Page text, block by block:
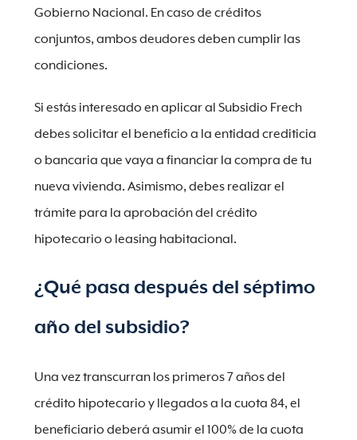
Gobierno Nacional. En caso de créditos
conjuntos, ambos deudores deben cumplir las
condiciones.
Si estás interesado en aplicar al Subsidio Frech
debes solicitar el beneficio a la entidad crediticia
o bancaria que vaya a financiar la compra de tu
nueva vivienda. Asimismo, debes realizar el
trámite para la aprobación del crédito
hipotecario o leasing habitacional.
¿Qué pasa después del séptimo
año del subsidio?
Una vez transcurran los primeros 7 años del
crédito hipotecario y llegados a la cuota 84, el
beneficiario deberá asumir el 100% de la cuota